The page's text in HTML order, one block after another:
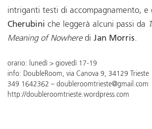
intriganti testi di accompagnamento, e
Cherubini che leggerà alcuni passi da
Meaning of Nowheredi Jan Morris.
orario: lunedì > giovedì 17-19
info: DoubleRoom, via Canova 9, 34129 Trieste
349 1642362 – doubleroomtrieste@gmail.com
http://doubleroomtrieste.wordpress.com